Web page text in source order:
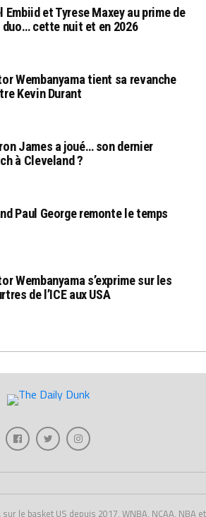
Embiid et Tyrese Maxey au prime de
duo… cette nuit et en 2026
Wembanyama tient sa revanche
Kevin Durant
James a joué… son dernier
à Cleveland ?
Paul George remonte le temps
Wembanyama s’exprime sur les
de l’ICE aux USA
le basket US depuis 2017, WNBA, NCAA, NBA et